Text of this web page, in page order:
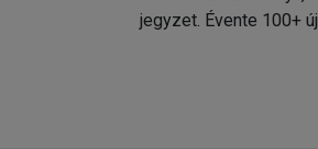
jegyzet. Évente 100+ új